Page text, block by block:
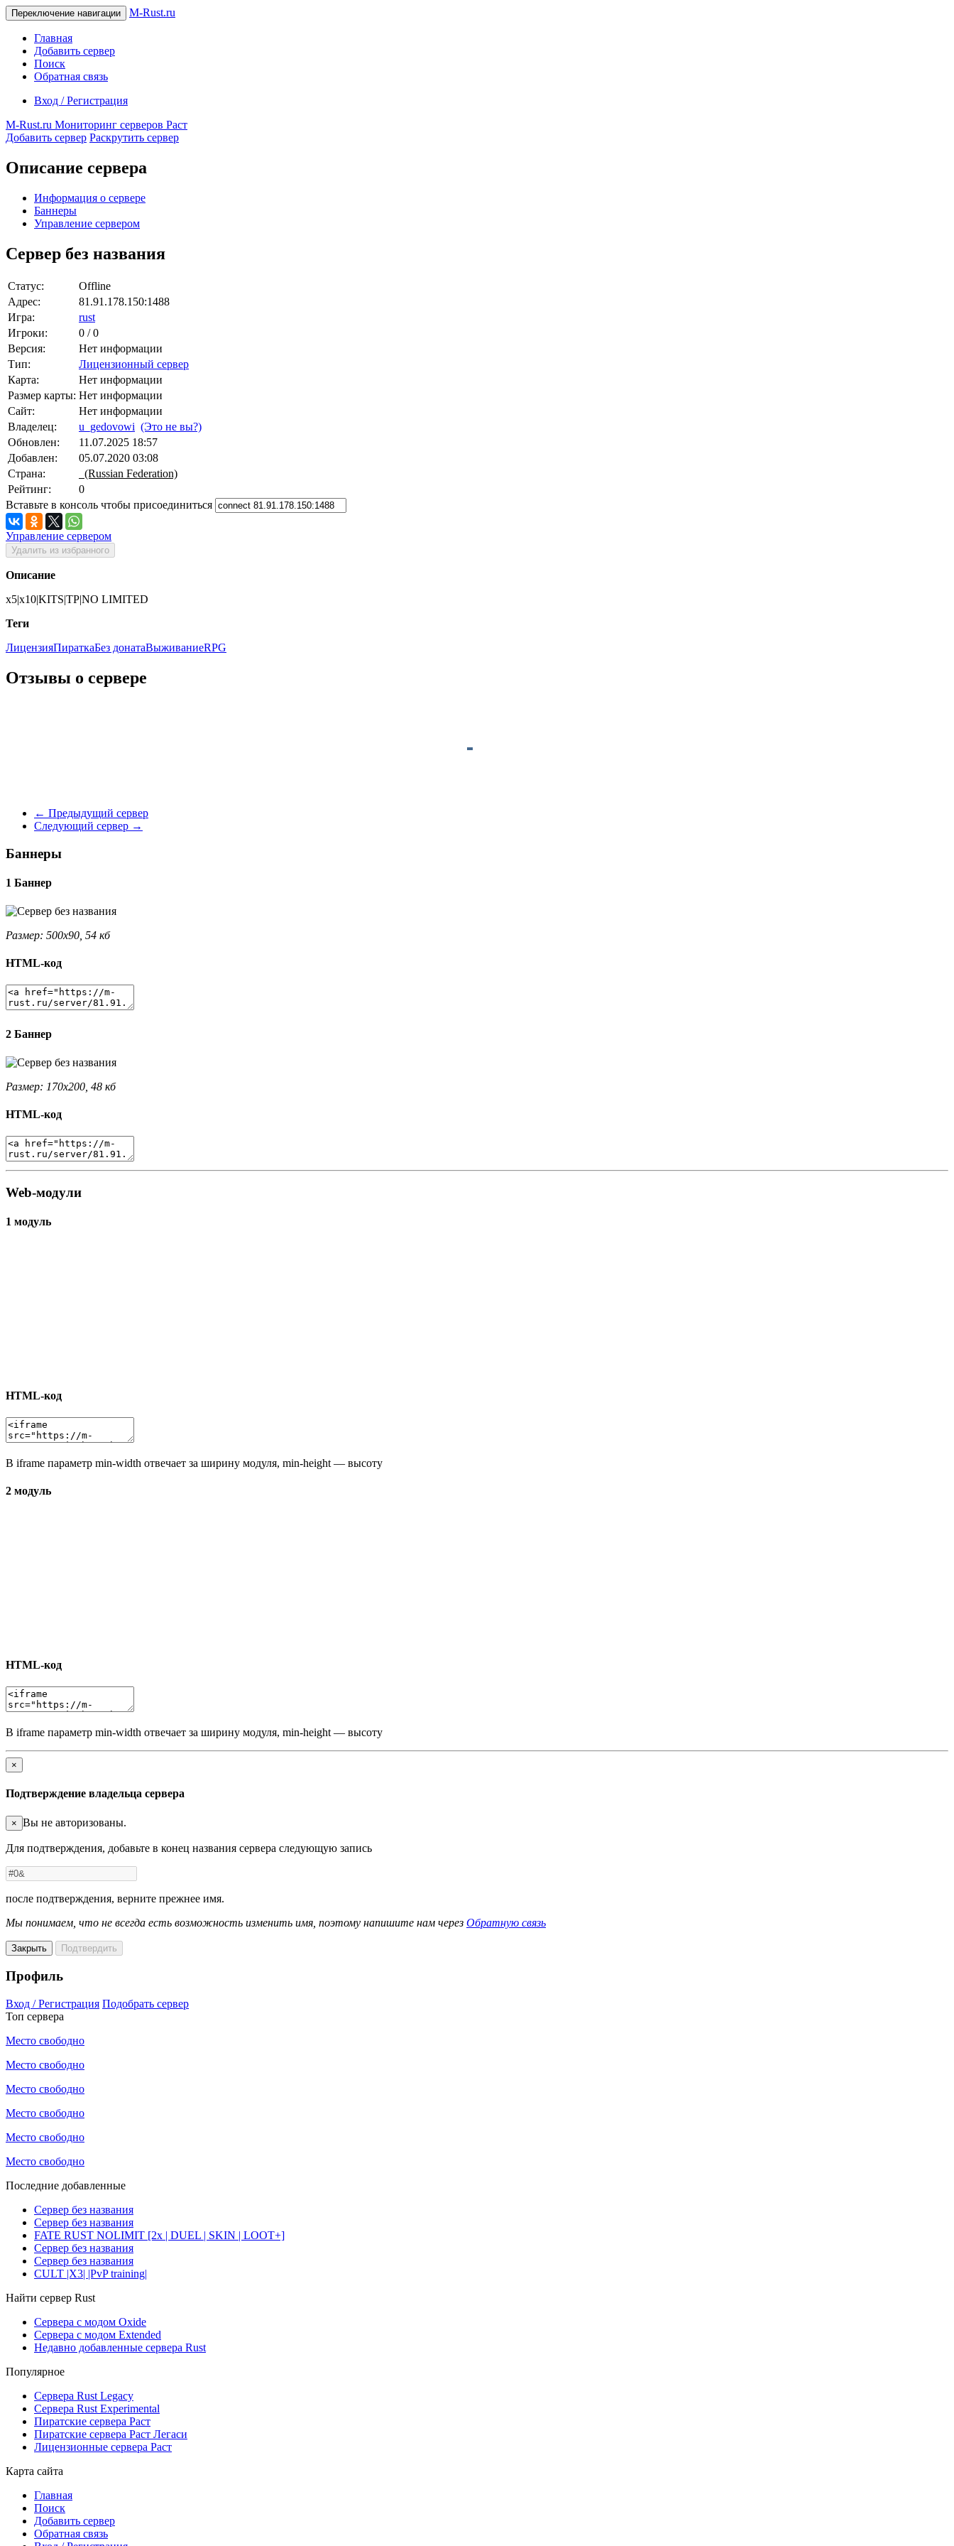
Переключение навигации M-Rust.ru
Главная
Добавить сервер
Поиск
Обратная связь
Вход / Регистрация
M-Rust.ru Мониторинг серверов Раст
Добавить сервер Раскрутить сервер
Описание сервера
Информация о сервере
Баннеры
Управление сервером
Сервер без названия
Статус:
Offline
Адрес:
81.91.178.150:1488
Игра:
rust
Игроки:
0 / 0
Версия:
Нет информации
Тип:
Лицензионный сервер
Карта:
Нет информации
Размер карты: Нет информации
Сайт:
Нет информации
Владелец:
u_gedovowi (Это не вы?)
Обновлен:
11.07.2025 18:57
Добавлен:
05.07.2020 03:08
Страна:
(Russian Federation)
Рейтинг:
0
Вставьте в консоль чтобы присоединиться
Управление сервером
Удалить из избранного
Описание
x5|x10|KITS|TP|NO LIMITED
Теги
ЛицензияПираткаБез донатаВыживаниеRPG
Отзывы о сервере
← Предыдущий сервер
Следующий сервер →
Баннеры
1 Баннер
Размер: 500x90, 54 кб
HTML-код
2 Баннер
Размер: 170x200, 48 кб
HTML-код
Web-модули
1 модуль
HTML-код
В iframe параметр min-width отвечает за ширину модуля, min-height — высоту
2 модуль
HTML-код
В iframe параметр min-width отвечает за ширину модуля, min-height — высоту
×
Подтверждение владельца сервера
× Вы не авторизованы.
Для подтверждения, добавьте в конец названия сервера следующую запись
после подтверждения, верните прежнее имя.
Мы понимаем, что не всегда есть возможность изменить имя, поэтому напишите нам через Обратную связь
Закрыть Подтвердить
Профиль
Вход / Регистрация Подобрать сервер
Топ сервера
Место свободно
Место свободно
Место свободно
Место свободно
Место свободно
Место свободно
Последние добавленные
Сервер без названия
Сервер без названия
FATE RUST NOLIMIT [2x | DUEL | SKIN | LOOT+]
Сервер без названия
Сервер без названия
CULT |X3| |PvP training|
Найти сервер Rust
Сервера с модом Oxide
Сервера с модом Extended
Недавно добавленные сервера Rust
Популярное
Сервера Rust Legacy
Сервера Rust Experimental
Пиратские сервера Раст
Пиратские сервера Раст Легаси
Лицензионные сервера Раст
Карта сайта
Главная
Поиск
Добавить сервер
Обратная связь